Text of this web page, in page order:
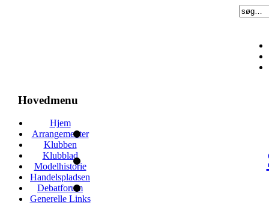
Hovedmenu
Hjem
Arrangementer
Klubben
Klubblad
Modelhistorie
Handelspladsen
Debatforum
Generelle Links